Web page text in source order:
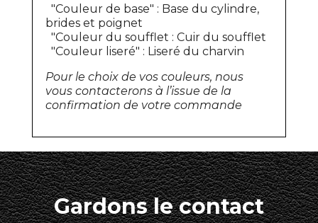
"Couleur de base" : Base du cylindre,
brides et poignet
"Couleur du soufflet : Cuir du soufflet
"Couleur liseré" : Liseré du charvin
Pour le choix de vos couleurs, nous
vous contacterons à l’issue de la
confirmation de votre commande
Gardons le contact